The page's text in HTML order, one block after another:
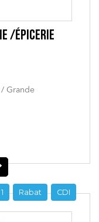
/ÉPICERIE
/ Grande
CDI
Rabat